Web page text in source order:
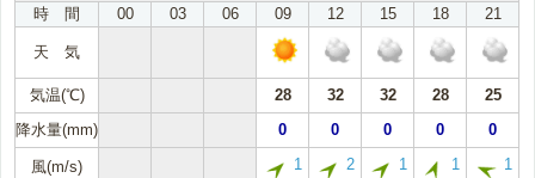
時 間
00 03 06 09 12 15 18 21
天 気
気温(℃) 28 32 32 28
25
降水量(mm)
0 0 0 0 0
風(m/s) 1 2 1 1 1